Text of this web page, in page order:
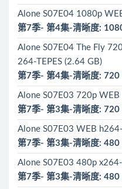
Alone S07E04 1080p
第7季- 第4集-清晰度:
Alone S07E04 The Fly
264-TEPES (2.64 GB)
第7季- 第4集-清晰度: 720
Alone S07E03 720p
第7季- 第3集-清晰度: 720
Alone S07E03 WEB
第7季- 第3集-清晰度: 480
Alone S07E03 480p
第7季- 第3集-清晰度: 480